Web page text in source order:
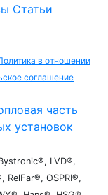
Статьи
в отношении
соглашение
часть
установок
LVD®,
RelFar®, OSPRI®,